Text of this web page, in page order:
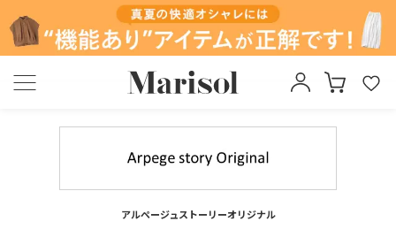
アルページュストーリーオリジナル